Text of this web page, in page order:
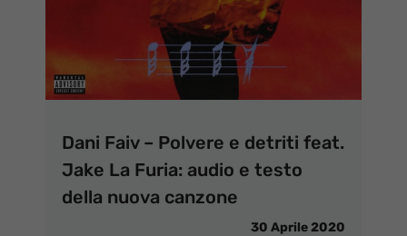
Dani Faiv – Polvere e detriti feat.
Jake La Furia: audio e testo
della nuova canzone
30 Aprile 2020